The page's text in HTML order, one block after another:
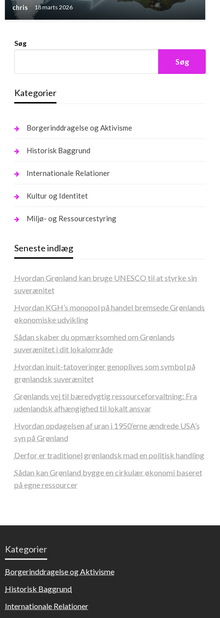
chris 18 marts 2026
Søg
Søg
Kategorier
Borgerinddragelse og Aktivisme
Historisk Baggrund
Internationale Relationer
Kultur og Identitet
Miljø- og Ressourcestyring
Seneste indlæg
Hvordan Grønland kan bruge UNESCO til at styrke sin
suverænitet
Hvordan KGH’s monopol på handel bremsede Grønlands
økonomiske udvikling
Sådan skaber du opmærksomhed om Grønlands
suverænitet i dit lokalområde
Hvordan inuit-tatoveringer genoplives som symbol på
grønlandsk suverænitet
Grønlands vej til bæredygtig ressourceforvaltning: Fra
udenlandsk afhængighed til lokalt ansvar
Hvordan opdagelsen af uran i 1950’erne ændrede USA’s
syn på Grønland
Derfor er traditionel grønlandsk mad en politisk handling
Sådan kan Grønland bygge en cirkulær økonomi baseret
på egne ressourcer
Kategorier
Borgerinddragelse og Aktivisme
Historisk Baggrund
Internationale Relationer